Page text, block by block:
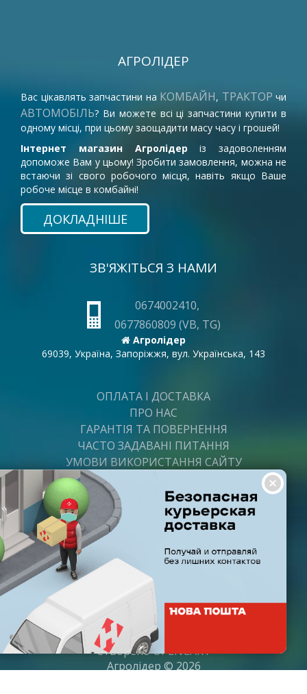
АГРОЛІДЕР
Вас цікавлять запчастини на КОМБАЙН, ТРАКТОР чи
АВТОМОБІЛЬ? Ви можете всі ці запчастини купити в
одному місці, при цьому заощадити масу часу і грошей!
Інтернет магазин Агролідер із задоволенням
допоможе Вам у цьому! Зробити замовлення, можна не
встаючи зі свого робочого місця, навіть якщо Ваше
робоче місце в комбайні!
ДОКЛАДНІШЕ
ЗВ'ЯЖІТЬСЯ З НАМИ
0674002410,
0677860809 (VB, TG)
Агролідер
69039, Україна, Запоріжжя, вул. Українська, 143
ОПЛАТА І ДОСТАВКА
ПРО НАС
ГАРАНТІЯ ТА ПОВЕРНЕННЯ
ЧАСТО ЗАДАВАНІ ПИТАННЯ
УМОВИ ВИКОРИСТАННЯ САЙТУ
ПОСТАЧАЛЬНИКАМ
ПАРТНЕРИ
ГРАФІК РОБОТИ
Пн-Пт: з 8:00 до 21:00
Субота: з 9:00 до 20:00
Неділя: з 10:00 до 19:00
СтвореноOPENCART
Агролідер © 2026